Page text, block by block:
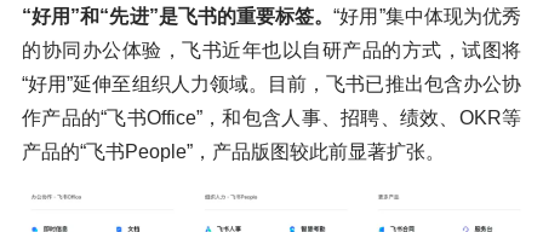
“好用”和“先进”是飞书的重要标签。“好用”集中体现为优秀
的协同办公体验，飞书近年也以自研产品的方式，试图将
“好用”延伸至组织人力领域。目前，飞书已推出包含办公协
作产品的“飞书Office”，和包含人事、招聘、绩效、OKR等
产品的“飞书People”，产品版图较此前显著扩张。